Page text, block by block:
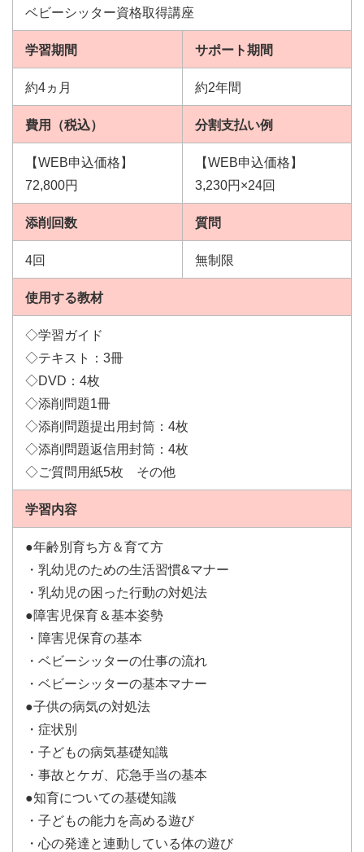
ベビーシッター資格取得講座
学習期間 サポート期間
約4ヵ月 約2年間
費用（税込） 分割支払い例
【WEB申込価格】
72,800円
【WEB申込価格】
3,230円×24回
添削回数 質問
4回 無制限
使用する教材
◇学習ガイド
◇テキスト：3冊
◇DVD：4枚
◇添削問題1冊
◇添削問題提出用封筒：4枚
◇添削問題返信用封筒：4枚
◇ご質問用紙5枚 その他
学習内容
●年齢別育ち方＆育て方
・乳幼児のための生活習慣&マナー
・乳幼児の困った行動の対処法
●障害児保育＆基本姿勢
・障害児保育の基本
・ベビーシッターの仕事の流れ
・ベビーシッターの基本マナー
●子供の病気の対処法
・症状別
・子どもの病気基礎知識
・事故とケガ、応急手当の基本
●知育についての基礎知識
・子どもの能力を高める遊び
・心の発達と連動している体の遊び